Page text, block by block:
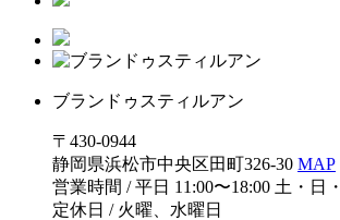
ブランドゥスティルアン
〒430-0944
静岡県浜松市中央区田町326-30 MAP
営業時間 / 平日 11:00〜18:00 土・日
定休日 / 火曜、水曜日